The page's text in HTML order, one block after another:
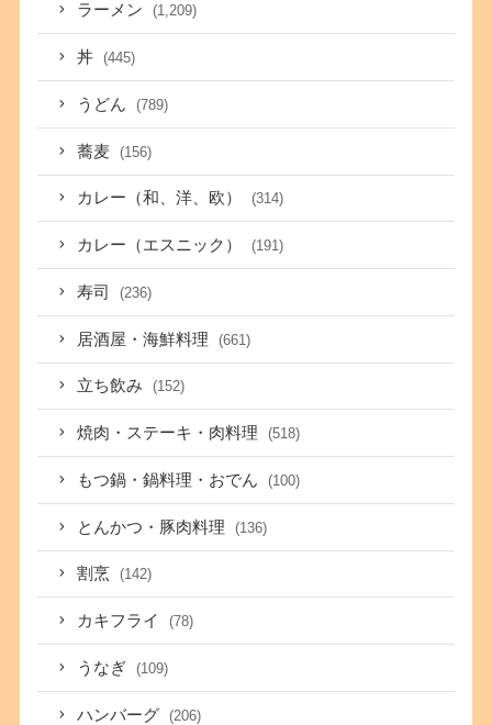
ラーメン (1,209)
丼 (445)
うどん (789)
蕎麦 (156)
カレー（和、洋、欧） (314)
カレー（エスニック） (191)
寿司 (236)
居酒屋・海鮮料理 (661)
立ち飲み (152)
焼肉・ステーキ・肉料理 (518)
もつ鍋・鍋料理・おでん (100)
とんかつ・豚肉料理 (136)
割烹 (142)
カキフライ (78)
うなぎ (109)
ハンバーグ (206)